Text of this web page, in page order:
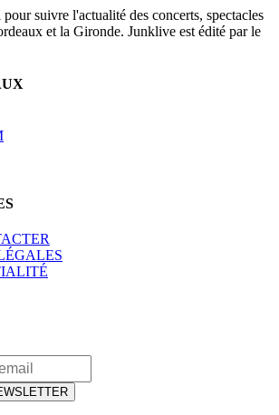
suivre l'actualité des concerts, spectacles
et la Gironde. Junklive est édité par le